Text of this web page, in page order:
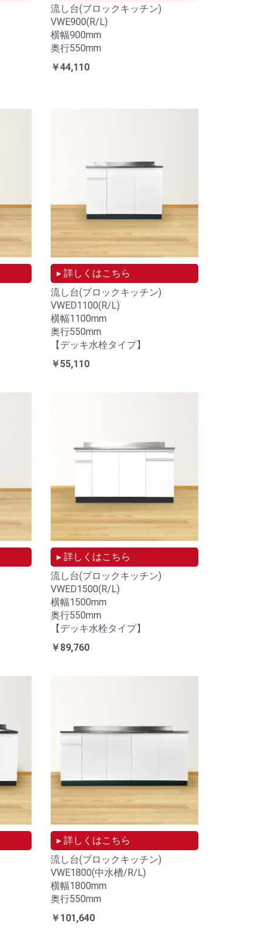
流し台(ブロックキッチン)
VWE900(R/L)
横幅900mm
奥行550mm
￥44,110
▸ 詳しくはこちら
流し台(ブロックキッチン)
VWED1100(R/L)
横幅1100mm
奥行550mm
【デッキ水栓タイプ】
￥55,110
▸ 詳しくはこちら
流し台(ブロックキッチン)
VWED1500(R/L)
横幅1500mm
奥行550mm
【デッキ水栓タイプ】
￥89,760
▸ 詳しくはこちら
流し台(ブロックキッチン)
VWE1800(中水槽/R/L)
横幅1800mm
奥行550mm
￥101,640